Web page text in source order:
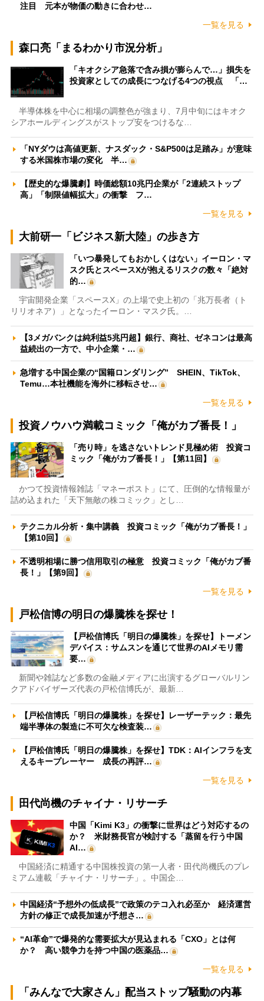
注目 元本が物価の動きに合わせ…
一覧を見る
森口亮「まるわかり市況分析」
「キオクシア急落で含み損が膨らんで…」損失を
投資家としての成長につなげる4つの視点 「…
半導体株を中心に相場の調整色が強まり、7月中旬にはキオク
シアホールディングスがストップ安をつけるな…
「NYダウは高値更新、ナスダック・S&P500は足踏み」が意味
する米国株市場の変化 半…
【歴史的な爆騰劇】時価総額10兆円企業が「2連続ストップ
高」「制限値幅拡大」の衝撃 フ…
一覧を見る
大前研一「ビジネス新大陸」の歩き方
「いつ暴発してもおかしくはない」イーロン・マ
スク氏とスペースXが抱えるリスクの数々「絶対
的…
宇宙開発企業「スペースX」の上場で史上初の「兆万長者（ト
リリオネア）」となったイーロン・マスク氏。…
【3メガバンクは純利益5兆円超】銀行、商社、ゼネコンは最高
益続出の一方で、中小企業・…
急増する中国企業の“国籍ロンダリング” SHEIN、TikTok、
Temu…本社機能を海外に移転させ…
一覧を見る
投資ノウハウ満載コミック「俺がカブ番長！」
「売り時」を逃さないトレンド見極め術 投資コ
ミック「俺がカブ番長！」【第11回】
かつて投資情報雑誌「マネーポスト」にて、圧倒的な情報量が
詰め込まれた「天下無敵の株コミック」とし…
テクニカル分析・集中講義 投資コミック「俺がカブ番長！」
【第10回】
不透明相場に勝つ信用取引の極意 投資コミック「俺がカブ番
長！」【第9回】
一覧を見る
戸松信博の明日の爆騰株を探せ！
【戸松信博氏「明日の爆騰株」を探せ】トーメン
デバイス：サムスンを通じて世界のAIメモリ需
要…
新聞や雑誌など多数の金融メディアに出演するグローバルリン
クアドバイザーズ代表の戸松信博氏が、最新…
【戸松信博氏「明日の爆騰株」を探せ】レーザーテック：最先
端半導体の製造に不可欠な検査装…
【戸松信博氏「明日の爆騰株」を探せ】TDK：AIインフラを支
えるキープレーヤー 成長の再評…
一覧を見る
田代尚機のチャイナ・リサーチ
中国「Kimi K3」の衝撃に世界はどう対応するの
か？ 米財務長官が検討する「蒸留を行う中国
AI…
中国経済に精通する中国株投資の第一人者・田代尚機氏のプレ
ミアム連載「チャイナ・リサーチ」。中国企…
中国経済“予想外の低成長”で政策のテコ入れ必至か 経済運営
方針の修正で成長加速が予想さ…
“AI革命”で爆発的な需要拡大が見込まれる「CXO」とは何
か？ 高い競争力を持つ中国の医薬品…
一覧を見る
「みんなで大家さん」配当ストップ騒動の内幕